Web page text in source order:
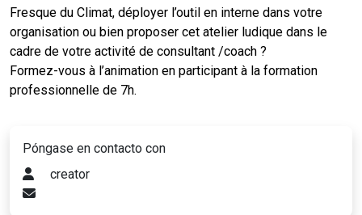
Fresque du Climat, déployer l’outil en interne dans votre
organisation ou bien proposer cet atelier ludique dans le
cadre de votre activité de consultant /coach ?
Formez-vous à l’animation en participant à la formation
professionnelle de 7h.
Póngase en contacto con
creator